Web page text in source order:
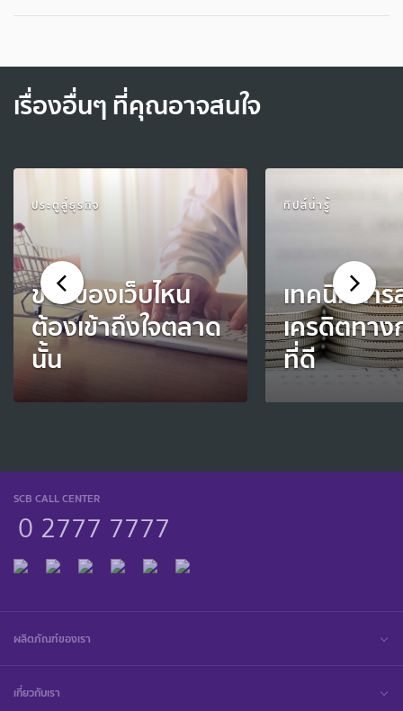
เรื่องอื่นๆ ที่คุณอาจสนใจ
ประตูสู่ธุรกิจ
ขายของเว็บไหน
ต้องเข้าถึงใจตลาด
นั้น
ทิปส์น่ารู้
เทคนิคการ
เครดิตทาง
ที่ดี
SCB CALL CENTER
0 2777 7777
ผลิตภัณฑ์ของเรา
เกี่ยวกับเรา